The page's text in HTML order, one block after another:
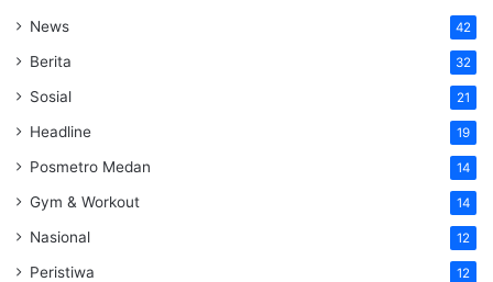
News 42
Berita 32
Sosial 21
Headline 19
Posmetro Medan 14
Gym & Workout 14
Nasional 12
Peristiwa 12